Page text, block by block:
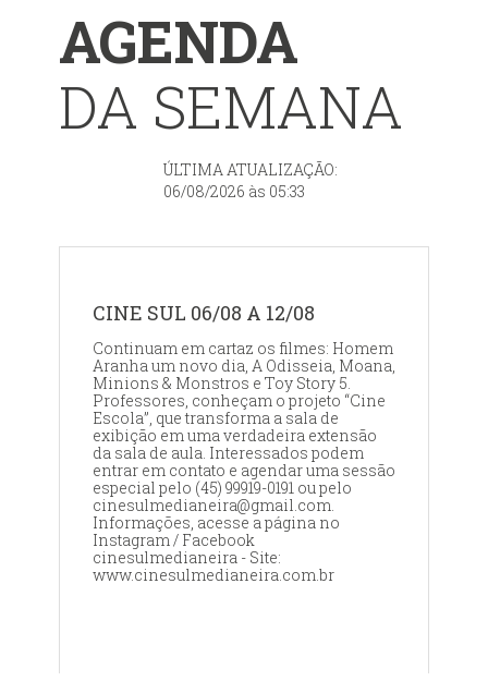
AGENDA
DA SEMANA
ÚLTIMA ATUALIZAÇÃO:
06/08/2026 às 05:33
CINE SUL 06/08 A 12/08
Continuam em cartaz os filmes: Homem
Aranha um novo dia, A Odisseia, Moana,
Minions & Monstros e Toy Story 5.
Professores, conheçam o projeto “Cine
Escola”, que transforma a sala de
exibição em uma verdadeira extensão
da sala de aula. Interessados podem
entrar em contato e agendar uma sessão
especial pelo (45) 99919-0191 ou pelo
cinesulmedianeira@gmail.com.
Informações, acesse a página no
Instagram / Facebook
cinesulmedianeira - Site:
www.cinesulmedianeira.com.br